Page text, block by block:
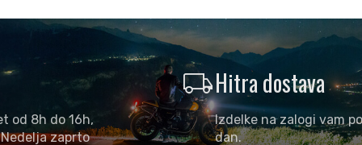
od 8h do 16h,
zaprto
local_shippingHitra dostava
Izdelke na zalogi vam
dan.